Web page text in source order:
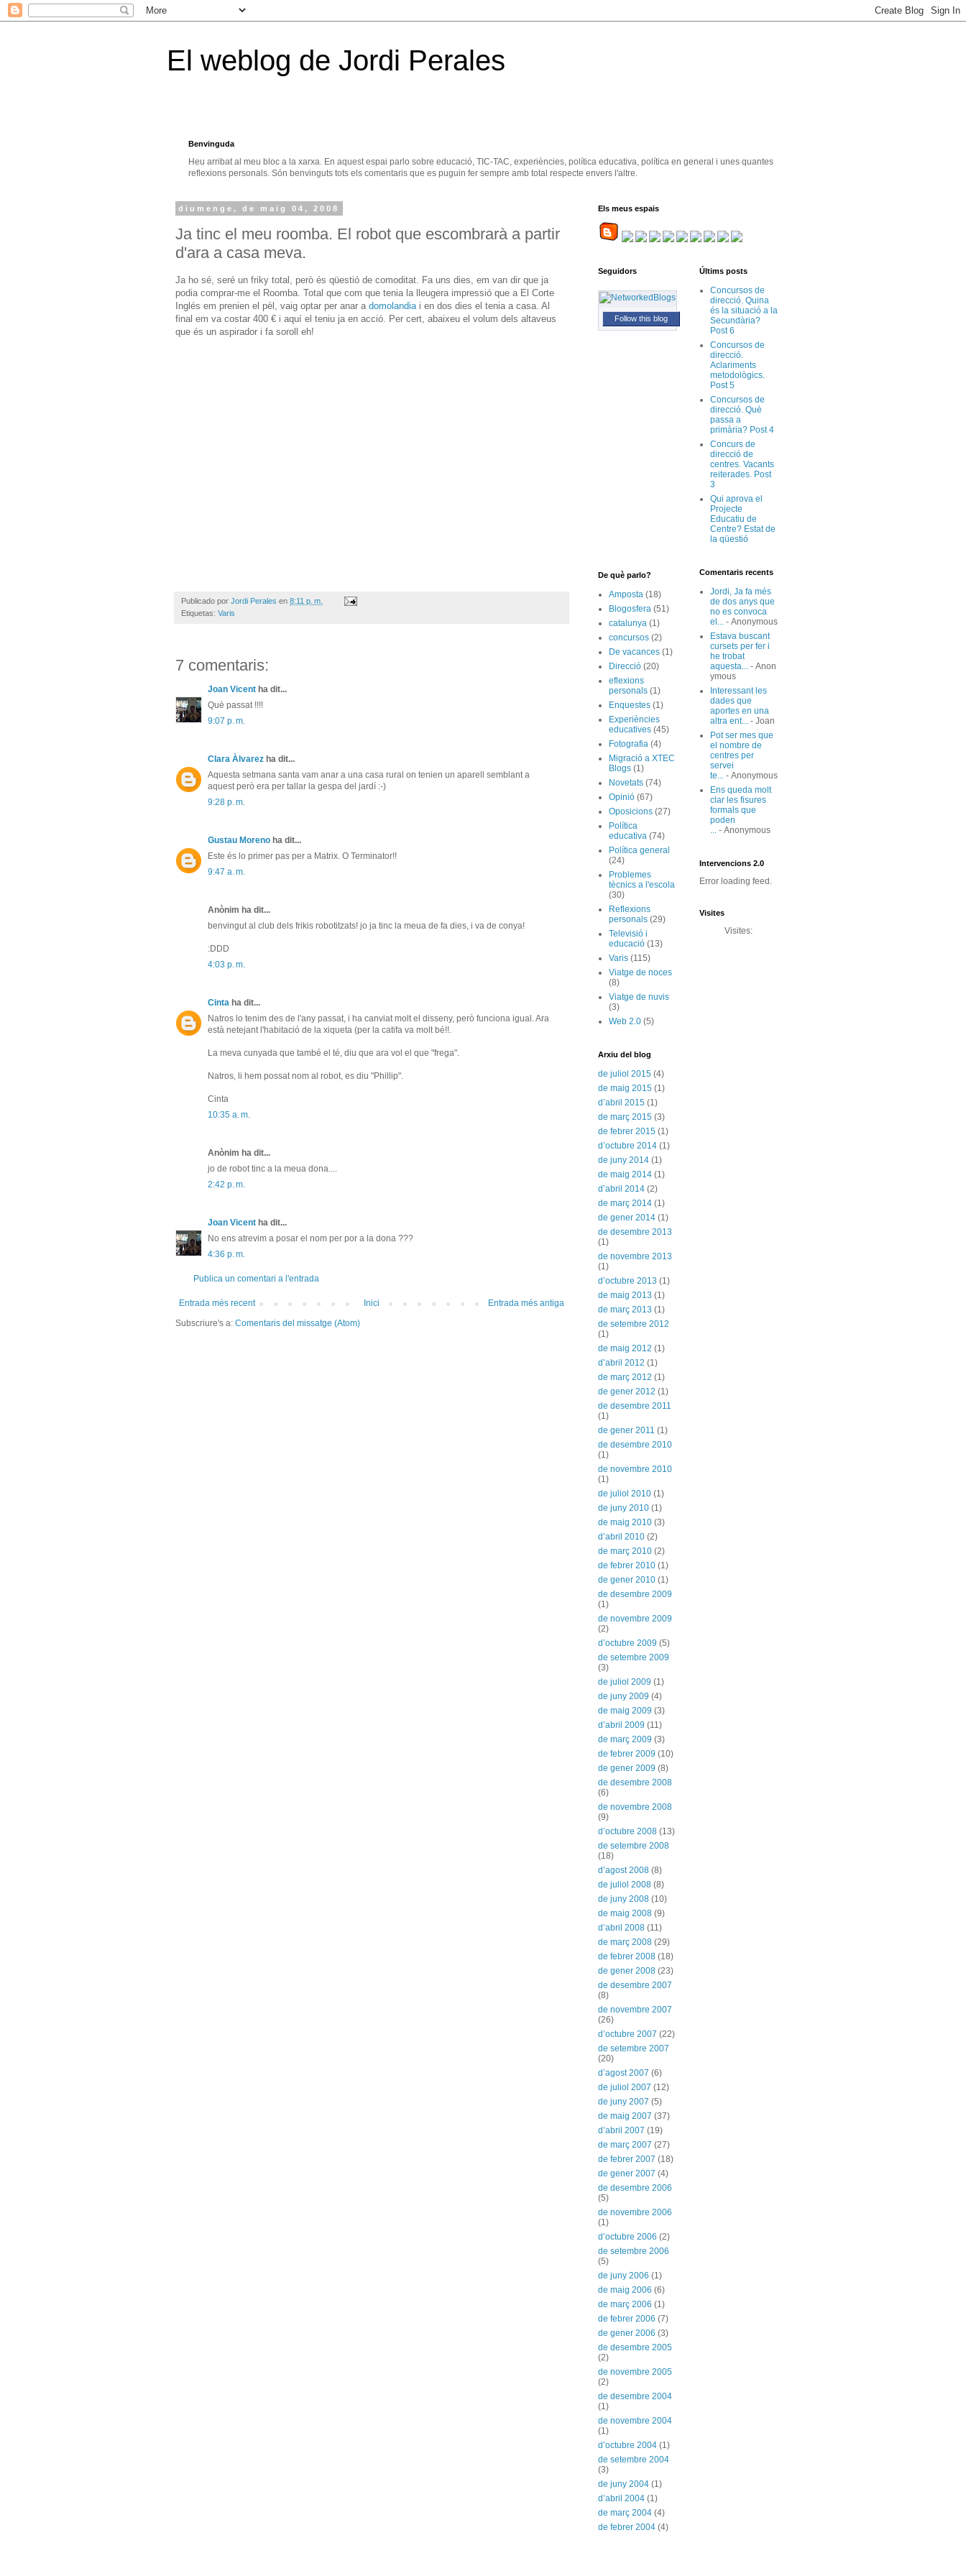
El weblog de Jordi Perales
Benvinguda
Heu arribat al meu bloc a la xarxa. En aquest espai parlo sobre educació, TIC-TAC, experiències, política educativa, política en general i unes quantes
reflexions personals. Són benvinguts tots els comentaris que es puguin fer sempre amb total respecte envers l'altre.
diumenge, de maig 04, 2008
Ja tinc el meu roomba. El robot que escombrarà a partir
d'ara a casa meva.
Ja ho sé, seré un friky total, però és qüestió de comoditat. Fa uns dies, em van dir que ja
podia comprar-me el Roomba. Total que com que tenia la lleugera impressió que a El Corte
Inglés em prenien el pèl, vaig optar per anar a domolandia i en dos dies el tenia a casa. Al
final em va costar 400 € i aquí el teniu ja en acció. Per cert, abaixeu el volum dels altaveus
que és un aspirador i fa soroll eh!
Publicado por Jordi Perales en 8:11 p. m.
Etiquetas: Varis
7 comentaris:
Joan Vicent ha dit...
Què passat !!!!
9:07 p. m.
Clara Àlvarez ha dit...
Aquesta setmana santa vam anar a una casa rural on tenien un aparell semblant a
aquest però era per tallar la gespa del jardí :-)
9:28 p. m.
Gustau Moreno ha dit...
Este és lo primer pas per a Matrix. O Terminator!!
9:47 a. m.
Anònim ha dit...
benvingut al club dels frikis robotitzats! jo ja tinc la meua de fa dies, i va de conya!
:DDD
4:03 p. m.
Cinta ha dit...
Natros lo tenim des de l'any passat, i ha canviat molt el disseny, però funciona igual. Ara
està netejant l'habitació de la xiqueta (per la catifa va molt bé!!.
La meva cunyada que també el té, diu que ara vol el que "frega".
Natros, li hem possat nom al robot, es diu "Phillip".
Cinta
10:35 a. m.
Anònim ha dit...
jo de robot tinc a la meua dona....
2:42 p. m.
Joan Vicent ha dit...
No ens atrevim a posar el nom per por a la dona ???
4:36 p. m.
Publica un comentari a l'entrada
Entrada més recent Entrada més antiga
Inici
Subscriure's a: Comentaris del missatge (Atom)
Els meus espais
Seguidors
Follow this blog
De què parlo?
Amposta (18)
Blogosfera (51)
catalunya (1)
concursos (2)
De vacances (1)
Direcció (20)
eflexions
personals (1)
Enquestes (1)
Experiències
educatives (45)
Fotografia (4)
Migració a XTEC
Blogs (1)
Novetats (74)
Opinió (67)
Oposicions (27)
Política
educativa (74)
Política general
(24)
Problemes
tècnics a l'escola
(30)
Reflexions
personals (29)
Televisió i
educació (13)
Varis (115)
Viatge de noces
(8)
Viatge de nuvis
(3)
Web 2.0 (5)
Arxiu del blog
de juliol 2015 (4)
de maig 2015 (1)
d’abril 2015 (1)
de març 2015 (3)
de febrer 2015 (1)
d’octubre 2014 (1)
de juny 2014 (1)
de maig 2014 (1)
d’abril 2014 (2)
de març 2014 (1)
de gener 2014 (1)
de desembre 2013
(1)
de novembre 2013
(1)
d’octubre 2013 (1)
de maig 2013 (1)
de març 2013 (1)
de setembre 2012
(1)
de maig 2012 (1)
d’abril 2012 (1)
de març 2012 (1)
de gener 2012 (1)
de desembre 2011
(1)
de gener 2011 (1)
de desembre 2010
(1)
de novembre 2010
(1)
de juliol 2010 (1)
de juny 2010 (1)
de maig 2010 (3)
d’abril 2010 (2)
de març 2010 (2)
de febrer 2010 (1)
de gener 2010 (1)
de desembre 2009
(1)
de novembre 2009
(2)
d’octubre 2009 (5)
de setembre 2009
(3)
de juliol 2009 (1)
de juny 2009 (4)
de maig 2009 (3)
d’abril 2009 (11)
de març 2009 (3)
de febrer 2009 (10)
de gener 2009 (8)
de desembre 2008
(6)
de novembre 2008
(9)
d’octubre 2008 (13)
de setembre 2008
(18)
d’agost 2008 (8)
de juliol 2008 (8)
de juny 2008 (10)
de maig 2008 (9)
d’abril 2008 (11)
de març 2008 (29)
de febrer 2008 (18)
de gener 2008 (23)
de desembre 2007
(8)
de novembre 2007
(26)
d’octubre 2007 (22)
de setembre 2007
(20)
d’agost 2007 (6)
de juliol 2007 (12)
de juny 2007 (5)
de maig 2007 (37)
d’abril 2007 (19)
de març 2007 (27)
de febrer 2007 (18)
de gener 2007 (4)
de desembre 2006
(5)
de novembre 2006
(1)
d’octubre 2006 (2)
de setembre 2006
(5)
de juny 2006 (1)
de maig 2006 (6)
de març 2006 (1)
de febrer 2006 (7)
de gener 2006 (3)
de desembre 2005
(2)
de novembre 2005
(2)
de desembre 2004
(1)
de novembre 2004
(1)
d’octubre 2004 (1)
de setembre 2004
(3)
de juny 2004 (1)
d’abril 2004 (1)
de març 2004 (4)
de febrer 2004 (4)
Últims posts
Concursos de
direcció. Quina
és la situació a la
Secundària?
Post 6
Concursos de
direcció.
Aclariments
metodològics.
Post 5
Concursos de
direcció. Què
passa a
primària? Post 4
Concurs de
direcció de
centres. Vacants
reiterades. Post
3
Qui aprova el
Projecte
Educatiu de
Centre? Estat de
la qüestió
Comentaris recents
Jordi, Ja fa més
de dos anys que
no es convoca
el... - Anonymous
Estava buscant
cursets per fer i
he trobat
aquesta... - Anon
ymous
Interessant les
dades que
aportes en una
altra ent... - Joan
Pot ser mes que
el nombre de
centres per
servei
te... - Anonymous
Ens queda molt
clar les fisures
formals que
poden
... - Anonymous
Intervencions 2.0
Error loading feed.
Visites
Visites: